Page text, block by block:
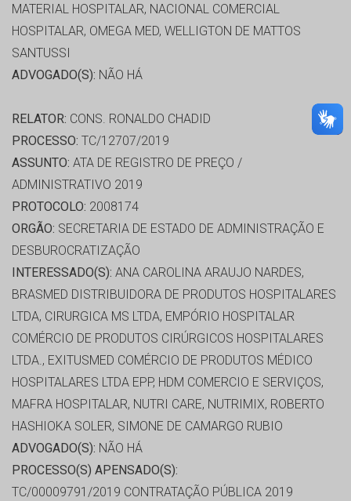
MATERIAL HOSPITALAR, NACIONAL COMERCIAL
HOSPITALAR, OMEGA MED, WELLIGTON DE MATTOS
SANTUSSI
ADVOGADO(S): NÃO HÁ
RELATOR: CONS. RONALDO CHADID
PROCESSO: TC/12707/2019
ASSUNTO: ATA DE REGISTRO DE PREÇO /
ADMINISTRATIVO 2019
PROTOCOLO: 2008174
ORGÃO: SECRETARIA DE ESTADO DE ADMINISTRAÇÃO E
DESBUROCRATIZAÇÃO
INTERESSADO(S): ANA CAROLINA ARAUJO NARDES,
BRASMED DISTRIBUIDORA DE PRODUTOS HOSPITALARES
LTDA, CIRURGICA MS LTDA, EMPÓRIO HOSPITALAR
COMÉRCIO DE PRODUTOS CIRÚRGICOS HOSPITALARES
LTDA., EXITUSMED COMÉRCIO DE PRODUTOS MÉDICO
HOSPITALARES LTDA EPP, HDM COMERCIO E SERVIÇOS,
MAFRA HOSPITALAR, NUTRI CARE, NUTRIMIX, ROBERTO
HASHIOKA SOLER, SIMONE DE CAMARGO RUBIO
ADVOGADO(S): NÃO HÁ
PROCESSO(S) APENSADO(S):
TC/00009791/2019 CONTRATAÇÃO PÚBLICA 2019